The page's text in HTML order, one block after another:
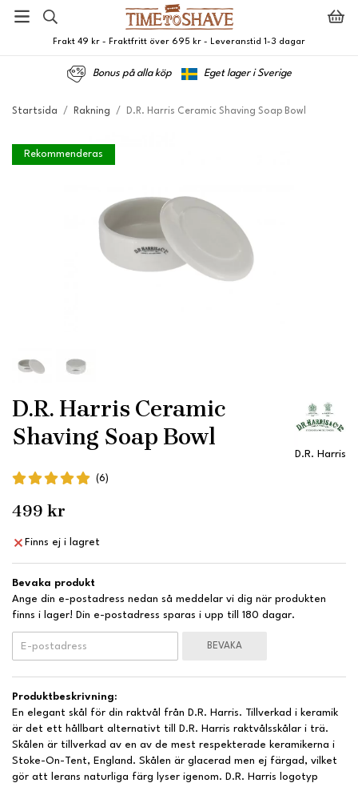
Frakt 49 kr - Fraktfritt över 695 kr - Leveranstid 1-3 dagar
Bonus på alla köp Eget lager i Sverige
Startsida / Rakning / D.R. Harris Ceramic Shaving Soap Bowl
Rekommenderas
D.R. Harris Ceramic
Shaving Soap Bowl
D.R. Harris
(6)
499 kr
Finns ej i lagret
Bevaka produkt
Ange din e-postadress nedan så meddelar vi dig när produkten
finns i lager! Din e-postadress sparas i upp till 180 dagar.
BEVAKA
Produktbeskrivning:
En elegant skål för din raktvål från D.R. Harris. Tillverkad i keramik
är det ett hållbart alternativt till D.R. Harris raktvålsskålar i trä.
Skålen är tillverkad av en av de mest respekterade keramikerna i
Stoke-On-Tent, England. Skålen är glacerad men ej färgad, vilket
gör att lerans naturliga färg lyser igenom. D.R. Harris logotyp